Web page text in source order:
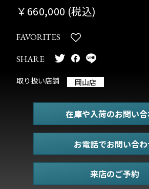
￥660,000 (税込)
FAVORITES
SHARE
取り扱い店舗 岡山店
在庫や入荷のお問い
お電話でお問い合